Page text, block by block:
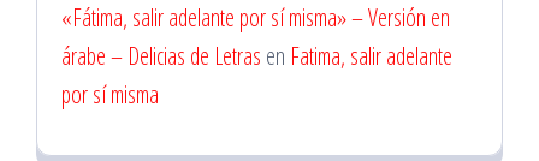
«Fátima, salir adelante por sí misma» – Versión en
árabe – Delicias de Letras en Fatima, salir adelante
por sí misma